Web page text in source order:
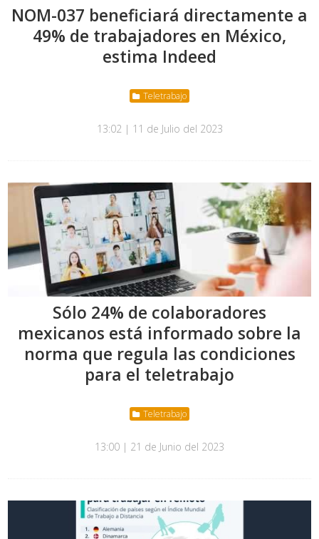
NOM-037 beneficiará directamente a
49% de trabajadores en México,
estima Indeed
Teletrabajo
13:02 | 11 de Julio del 2023
Sólo 24% de colaboradores
mexicanos está informado sobre la
norma que regula las condiciones
para el teletrabajo
Teletrabajo
13:00 | 21 de Junio del 2023